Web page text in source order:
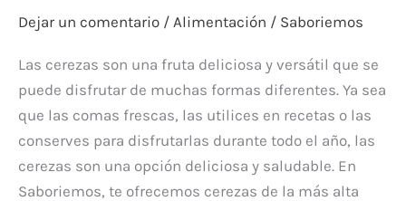
Dejar un comentario / Alimentación / Saboriemos
Las cerezas son una fruta deliciosa y versátil que se
puede disfrutar de muchas formas diferentes. Ya sea
que las comas frescas, las utilices en recetas o las
conserves para disfrutarlas durante todo el año, las
cerezas son una opción deliciosa y saludable. En
Saboriemos, te ofrecemos cerezas de la más alta